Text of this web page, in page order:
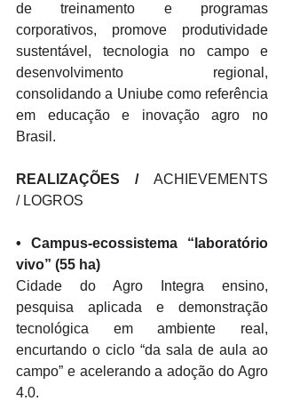
de treinamento e programas
corporativos, promove produtividade
sustentável, tecnologia no campo e
desenvolvimento regional,
consolidando a Uniube como referência
em educação e inovação agro no
Brasil.
REALIZAÇÕES / ACHIEVEMENTS
/ LOGROS
• Campus-ecossistema “laboratório
vivo” (55 ha)
Cidade do Agro Integra ensino,
pesquisa aplicada e demonstração
tecnológica em ambiente real,
encurtando o ciclo “da sala de aula ao
campo” e acelerando a adoção do Agro
4.0.